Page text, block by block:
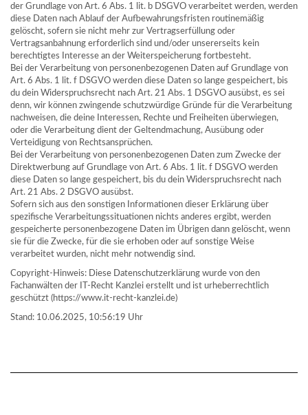
der Grundlage von Art. 6 Abs. 1 lit. b DSGVO verarbeitet werden, werden
diese Daten nach Ablauf der Aufbewahrungsfristen routinemäßig
gelöscht, sofern sie nicht mehr zur Vertragserfüllung oder
Vertragsanbahnung erforderlich sind und/oder unsererseits kein
berechtigtes Interesse an der Weiterspeicherung fortbesteht.
Bei der Verarbeitung von personenbezogenen Daten auf Grundlage von
Art. 6 Abs. 1 lit. f DSGVO werden diese Daten so lange gespeichert, bis
du dein Widerspruchsrecht nach Art. 21 Abs. 1 DSGVO ausübst, es sei
denn, wir können zwingende schutzwürdige Gründe für die Verarbeitung
nachweisen, die deine Interessen, Rechte und Freiheiten überwiegen,
oder die Verarbeitung dient der Geltendmachung, Ausübung oder
Verteidigung von Rechtsansprüchen.
Bei der Verarbeitung von personenbezogenen Daten zum Zwecke der
Direktwerbung auf Grundlage von Art. 6 Abs. 1 lit. f DSGVO werden
diese Daten so lange gespeichert, bis du dein Widerspruchsrecht nach
Art. 21 Abs. 2 DSGVO ausübst.
Sofern sich aus den sonstigen Informationen dieser Erklärung über
spezifische Verarbeitungssituationen nichts anderes ergibt, werden
gespeicherte personenbezogene Daten im Übrigen dann gelöscht, wenn
sie für die Zwecke, für die sie erhoben oder auf sonstige Weise
verarbeitet wurden, nicht mehr notwendig sind.
Copyright-Hinweis: Diese Datenschutzerklärung wurde von den
Fachanwälten der IT-Recht Kanzlei erstellt und ist urheberrechtlich
geschützt (https://www.it-recht-kanzlei.de)
Stand: 10.06.2025, 10:56:19 Uhr